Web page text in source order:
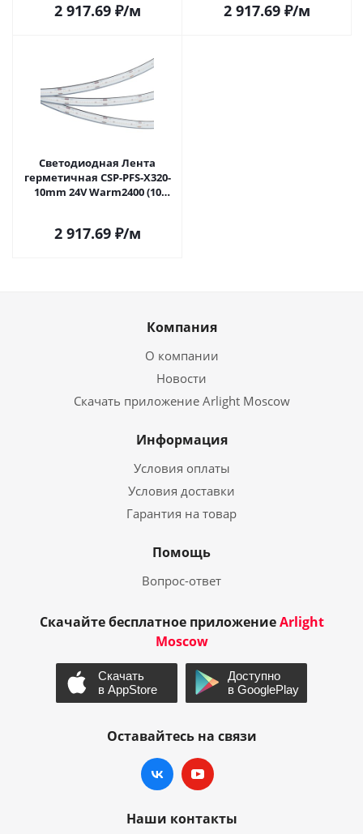
2 917.69₽/м 2 917.69₽/м
Светодиодная Лента
герметичная CSP-PFS-X320-
10mm 24V Warm2400 (10
2 917.69₽/м
Компания
О компании
Новости
Скачать приложение Arlight Moscow
Информация
Условия оплаты
Условия доставки
Гарантия на товар
Помощь
Вопрос-ответ
Скачайте бесплатное приложениеArlight
Moscow
Оставайтесь на связи
Наши контакты